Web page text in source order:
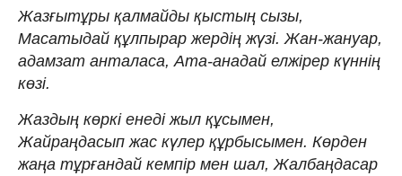
Жазғытұры қалмайды қыстың сызы,
Масатыдай құлпырар жердің жүзі. Жан-жануар,
адамзат анталаса, Ата-анадай елжірер күннің
көзі.
Жаздың көркі енеді жыл құсымен,
Жайраңдасып жас күлер құрбысымен. Көрден
жаңа тұрғандай кемпір мен шал, Жалбаңдасар